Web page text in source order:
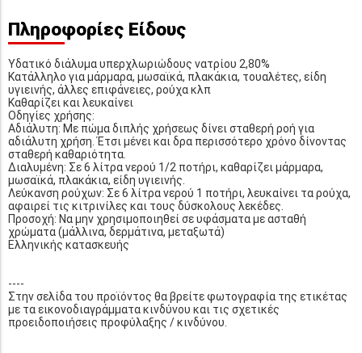
Πληροφορίες Είδους
Υδατικό διάλυμα υπερχλωριώδους νατρίου 2,80%
Κατάλληλο για μάρμαρα, μωσαϊκά, πλακάκια, τουαλέτες, είδη
υγιεινής, άλλες επιφάνειες, ρούχα κλπ
Καθαρίζει και λευκαίνει
Οδηγίες χρήσης:
Αδιάλυτη: Με πώμα διπλής χρήσεως δίνει σταθερή ροή για
αδιάλυτη χρήση. Έτσι μένει και δρα περισσότερο χρόνο δίνοντας
σταθερή καθαριότητα.
Διαλυμένη: Σε 6 λίτρα νερού 1/2 ποτήρι, καθαρίζει μάρμαρα,
μωσαϊκά, πλακάκια, είδη υγιεινής.
Λεύκανση ρούχων: Σε 6 λίτρα νερού 1 ποτήρι, λευκαίνει τα ρούχα,
αφαιρεί τις κιτρινίλες και τους δύσκολους λεκέδες.
Προσοχή: Να μην χρησιμοποιηθεί σε υφάσματα με ασταθή
χρώματα (μάλλινα, δερμάτινα, μεταξωτά)
Ελληνικής κατασκευής
----
Στην σελίδα του προϊόντος θα βρείτε φωτογραφία της ετικέτας
με τα εικονοδιαγράμματα κινδύνου και τις σχετικές
προειδοποιήσεις προφύλαξης / κινδύνου.